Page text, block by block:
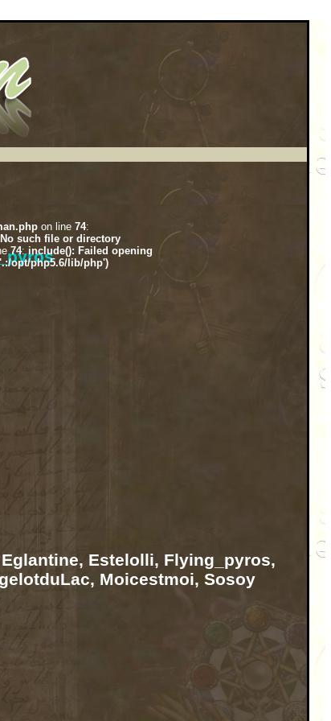
on line 74:
No such file or directory
74:include(): Failed opening
opt/php5.6/lib/php')
Estelolli, Flying_pyros,
Moicestmoi, Sosoy